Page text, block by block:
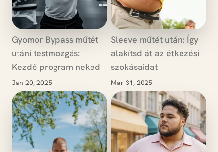
Gyomor Bypass műtét
utáni testmozgás:
Kezdő program neked
Jan 20, 2025
Sleeve műtét után: Így
alakítsd át az étkezési
szokásaidat
Mar 31, 2025